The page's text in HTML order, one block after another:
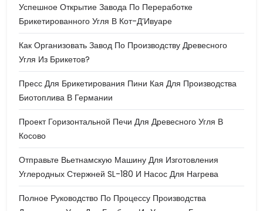
Успешное Открытие Завода По Переработке
Брикетированного Угля В Кот-Д’Ивуаре
Как Организовать Завод По Производству Древесного
Угля Из Брикетов?
Пресс Для Брикетирования Пини Кая Для Производства
Биотоплива В Германии
Проект Горизонтальной Печи Для Древесного Угля В
Косово
Отправьте Вьетнамскую Машину Для Изготовления
Углеродных Стержней SL-180 И Насос Для Нагрева
Полное Руководство По Процессу Производства